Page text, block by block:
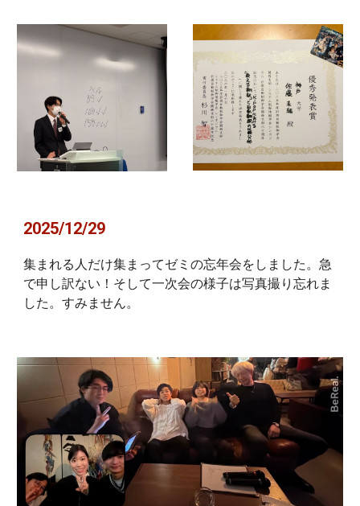
2025/12/29
集まれる人だけ集まってゼミの忘年会をしました。急
で申し訳ない！そして一次会の様子は写真撮り忘れま
した。すみません。